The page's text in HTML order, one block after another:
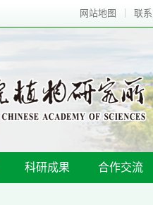
网站地图 联
科研成果 合作交流